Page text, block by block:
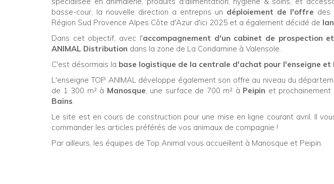
basse-cour, la nouvelle direction a entrepris un déploiement de l'offre des
Région Sud Provence Alpes Côte d'Azur d'ici 2025 et a également décidé de
Dans cet objectif, avec l'accompagnement d'un cabinet de prospection
ANIMAL Distribution dans la zone de La Condamine à Valensole.
C'est désormais la base logistique de la centrale d'achat pour l'enseigne
L'enseigne TOP ANIMAL développe également son offre au niveau du
de 1 300 m² à Manosque , une surface de 700 m² à Peipin et
Bains
Le site est en cours de construction pour une mise en ligne courant avril. Il
commander les articles préférés de vos animaux de compagnie !
Par ailleurs, les équipes de Top Animal vous accueillent à Manosque et Peipin.